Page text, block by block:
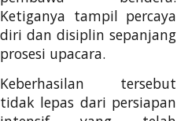
Ketiganya tampil percaya
diri dan disiplin sepanjang
prosesi upacara.
Keberhasilan tersebut
tidak lepas dari persiapan